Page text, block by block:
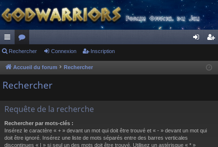
ac
co
ur
s
or
u
m
cri
Rechercher Connexion Inscription
Accueil du forum Rechercher
Rechercher
Requête de la recherche
Rechercher par mots-clés :
Insérez le caractère « + » devant un mot qui doit être trouvé et « - » devant un mot qui
doit être ignoré. Insérez une liste de mots séparés entre des barres verticales
discontinues « | » si seul un des mots doit être trouvé. Utilisez un astérisque « * »